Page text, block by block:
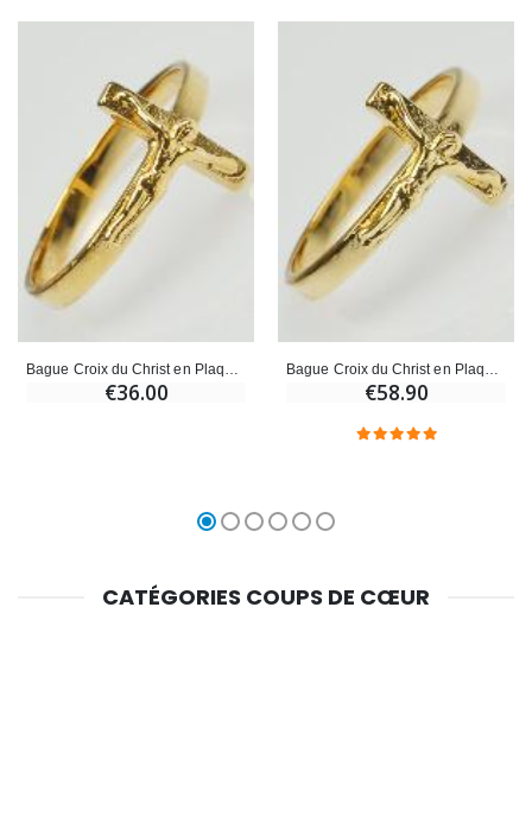
€36.00 €58.90
CATÉGORIES COUPS DE CŒUR